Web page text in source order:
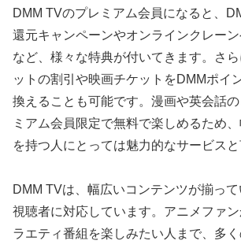
DMM TVのプレミアム会員になると、
還元キャンペーンやオンラインクレー
など、様々な特典が付いてきます。さ
ットの割引や映画チケットをDMMポイ
換えることも可能です。漫画や英会話
ミアム会員限定で無料で楽しめるため
を持つ人にとっては魅力的なサービスと
DMM TVは、幅広いコンテンツが揃っ
視聴者に対応しています。アニメファ
ラエティ番組を楽しみたい人まで、多